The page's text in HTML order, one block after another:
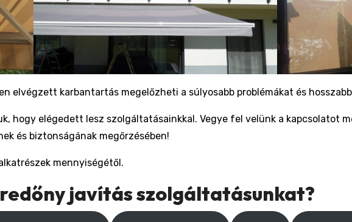
elvégzett karbantartás megelőzheti a súlyosabb problémákat és
hogy elégedett lesz szolgáltatásainkkal. Vegye fel velünk a kapcsolatot
és biztonságának megőrzésében!
mennyiségétől.
javítás szolgáltatásunkat?